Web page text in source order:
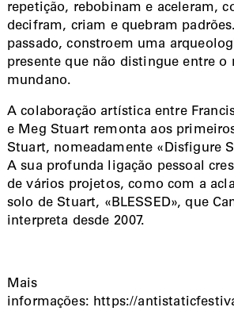
repetição, rebobinam e aceleram,
decifram, criam e quebram
passado, constroem uma
presente que não distingue entre o
mundano.
A colaboração artística entre
e Meg Stuart remonta aos
Stuart, nomeadamente «Disfigure
A sua profunda ligação pessoal
de vários projetos, como com a
solo de Stuart, «BLESSED», que
interpreta desde 2007.
Mais
informações: https://